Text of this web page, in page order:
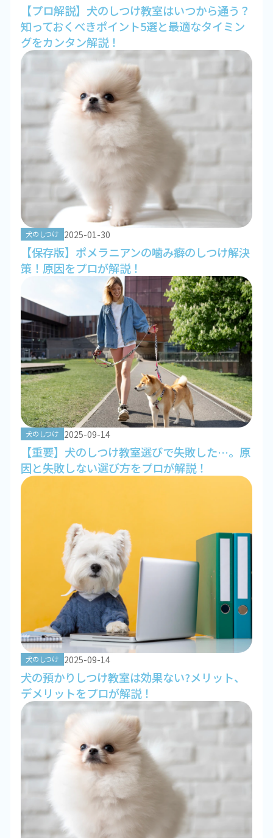
【プロ解説】犬のしつけ教室はいつから通う？
知っておくべきポイント5選と最適なタイミン
グをカンタン解説！
犬のしつけ 2025-01-30
【保存版】ポメラニアンの噛み癖のしつけ解決
策！原因をプロが解説！
犬のしつけ 2025-09-14
【重要】犬のしつけ教室選びで失敗した…。原
因と失敗しない選び方をプロが解説！
犬のしつけ 2025-09-14
犬の預かりしつけ教室は効果ない?メリット、
デメリットをプロが解説！